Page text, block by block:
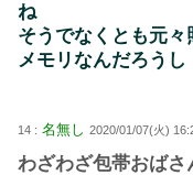
ね
そうでなくとも元
メモリなんだろうし
14 : 名無し 2020/01/07(火)
わざわざ包帯おばさ